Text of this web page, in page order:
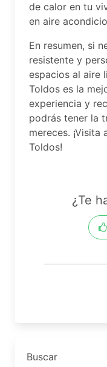
de calor en tu
en aire
En resumen, si
resistente y
espacios al aire
Toldos es la
experiencia y
podrás tener la
mereces.
Toldos!
¿Te
Buscar